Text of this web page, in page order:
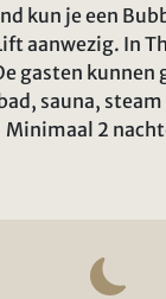
kun je een
aanwezig. In
gasten kunnen
sauna,
Minimaal 2